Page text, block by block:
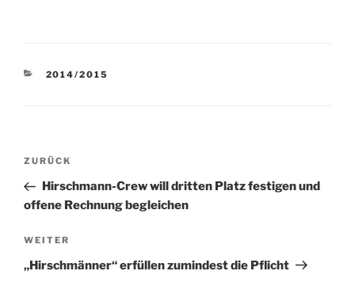
KATEGORIEN
2014/2015
Beitragsnavigation
Vorheriger
Beitrag
ZURÜCK
Hirschmann-Crew will dritten Platz festigen und
offene Rechnung begleichen
Nächster
Beitrag
WEITER
„Hirschmänner“ erfüllen zumindest die Pflicht